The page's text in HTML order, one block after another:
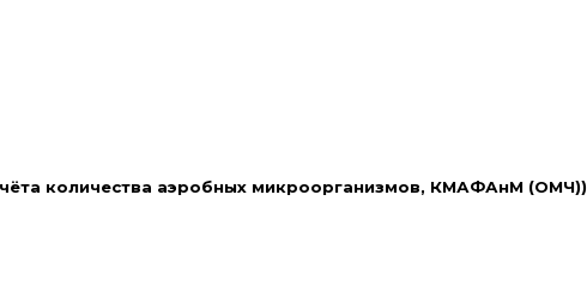
количества аэробных микроорганизмов, КМАФАнМ (ОМЧ))